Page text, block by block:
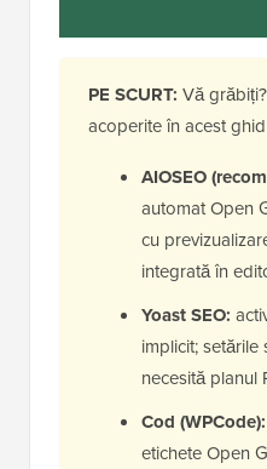
PE SCURT: Vă
acoperite în acest
AIOSEO
automat Open
cu
integrată în
Yoast SEO:
implicit;
necesită planul
Cod (WPCode):
etichete Open